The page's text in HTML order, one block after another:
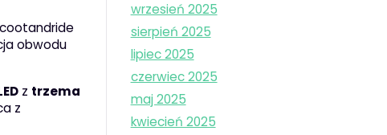
obwodu
z trzema
z
wrzesień 2025
sierpień 2025
lipiec 2025
czerwiec 2025
maj 2025
kwiecień 2025